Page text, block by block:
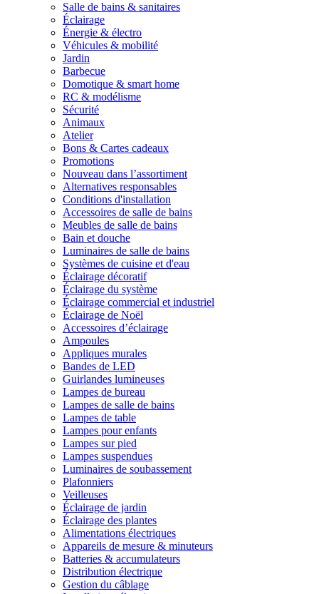
Salle de bains & sanitaires
Éclairage
Énergie & électro
Véhicules & mobilité
Jardin
Barbecue
Domotique & smart home
RC & modélisme
Sécurité
Animaux
Atelier
Bons & Cartes cadeaux
Promotions
Nouveau dans l’assortiment
Alternatives responsables
Conditions d'installation
Accessoires de salle de bains
Meubles de salle de bains
Bain et douche
Luminaires de salle de bains
Systèmes de cuisine et d'eau
Éclairage décoratif
Éclairage du système
Éclairage commercial et industriel
Éclairage de Noël
Accessoires d’éclairage
Ampoules
Appliques murales
Bandes de LED
Guirlandes lumineuses
Lampes de bureau
Lampes de salle de bains
Lampes de table
Lampes pour enfants
Lampes sur pied
Lampes suspendues
Luminaires de soubassement
Plafonniers
Veilleuses
Éclairage de jardin
Éclairage des plantes
Alimentations électriques
Appareils de mesure & minuteurs
Batteries & accumulateurs
Distribution électrique
Gestion du câblage